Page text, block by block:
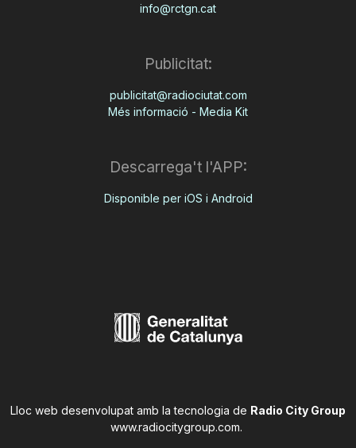
info@rctgn.cat
Publicitat:
publicitat@radiociutat.com
Més informació - Media Kit
Descarrega't l'APP:
Disponible per iOS i Android
Lloc web desenvolupat amb la tecnologia de Radio City Group
www.radiocitygroup.com.